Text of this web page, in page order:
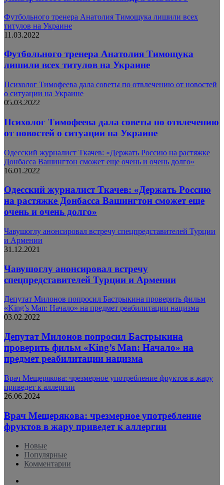
Футбольного тренера Анатолия Тимощука лишили всех
титулов на Украине
11.03.2022
Футбольного тренера Анатолия Тимощука
лишили всех титулов на Украине
Психолог Тимофеева дала советы по отвлечению от новостей
о ситуации на Украине
05.03.2022
Психолог Тимофеева дала советы по отвлечению
от новостей о ситуации на Украине
Одесский журналист Ткачев: «Держать Россию на растяжке
Донбасса Вашингтон сможет еще очень и очень долго»
16.01.2022
Одесский журналист Ткачев: «Держать Россию
на растяжке Донбасса Вашингтон сможет еще
очень и очень долго»
Чавушоглу анонсировал встречу спецпредставителей Турции
и Армении
31.12.2021
Чавушоглу анонсировал встречу
спецпредставителей Турции и Армении
Депутат Милонов попросил Бастрыкина проверить фильм
«King’s Man: Начало» на предмет реабилитации нацизма
03.02.2022
Депутат Милонов попросил Бастрыкина
проверить фильм «King’s Man: Начало» на
предмет реабилитации нацизма
Врач Мещерякова: чрезмерное употребление фруктов в жару
приведет к аллергии
26.06.2024
Врач Мещерякова: чрезмерное употребление
фруктов в жару приведет к аллергии
Новые
Популярные
Комментарии